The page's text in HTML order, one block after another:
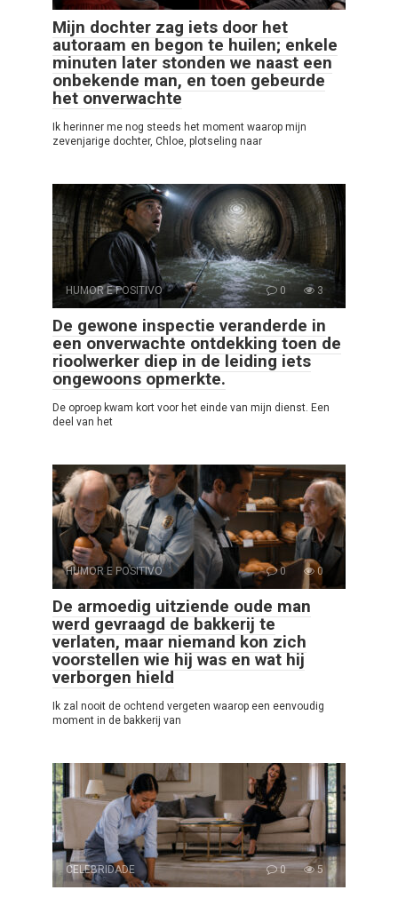
Mijn dochter zag iets door het
autoraam en begon te huilen; enkele
minuten later stonden we naast een
onbekende man, en toen gebeurde
het onverwachte
Ik herinner me nog steeds het moment waarop mijn
zevenjarige dochter, Chloe, plotseling naar
HUMOR E POSITIVO 0 3
De gewone inspectie veranderde in
een onverwachte ontdekking toen de
rioolwerker diep in de leiding iets
ongewoons opmerkte.
De oproep kwam kort voor het einde van mijn dienst. Een
deel van het
HUMOR E POSITIVO 0 0
De armoedig uitziende oude man
werd gevraagd de bakkerij te
verlaten, maar niemand kon zich
voorstellen wie hij was en wat hij
verborgen hield
Ik zal nooit de ochtend vergeten waarop een eenvoudig
moment in de bakkerij van
CELEBRIDADE 0 5